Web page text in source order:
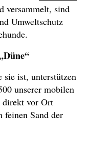
versammelt, sind
Umweltschutz
ist, unterstützen
unserer mobilen
direkt vor Ort
Sand der